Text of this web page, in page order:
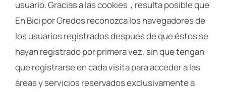
usuario. Gracias a las cookies ​ , resulta posible que
En Bici por Gredos reconozca los navegadores de
los usuarios registrados después de que éstos se
hayan registrado por primera vez, sin que tengan
que registrarse en cada visita para acceder a las
áreas y servicios reservados exclusivamente a